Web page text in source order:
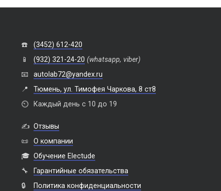
☎️
(3452) 612-420
📱
(932) 321-24-20 (whatsapp, viber)
📧
autolab72@yandex.ru
📍
Тюмень, ул. Тимофея Чаркова, 8 ст8
⏲️
Каждый день с 10 до 19
✍️ Отзывы
📜
О компании
🎓 Обучение Electude
🔧
Гарантийные обязательства
🔒
Политика конфиденциальности